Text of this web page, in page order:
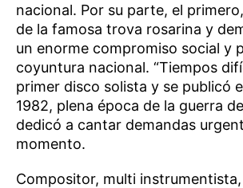
nacional. Por su parte, el
de la famosa trova rosarina y
un enorme compromiso social y
coyuntura nacional. “Tiempos
primer disco solista y se publicó
1982, plena época de la guerra
dedicó a cantar demandas
momento.
Compositor, multi